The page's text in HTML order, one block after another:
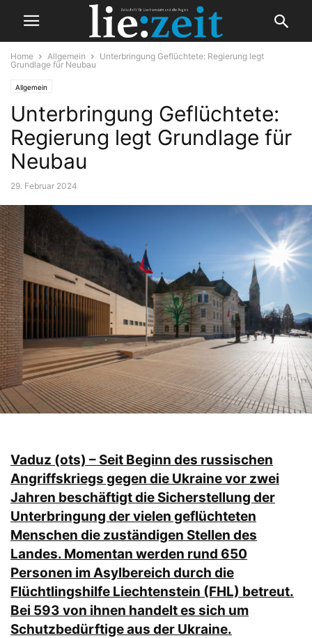
Home Allgemein
Unterbringung Geflüchtete: Regierung legt
Grundlage für Neubau
Allgemein
Unterbringung Geflüchtete:
Regierung legt Grundlage für
Neubau
29. Februar 2024
Vaduz (ots) – Seit Beginn des russischen
Angriffskriegs gegen die Ukraine vor zwei
Jahren beschäftigt die Sicherstellung der
Unterbringung der vielen geflüchteten
Menschen die zuständigen Stellen des
Landes. Momentan werden rund 650
Personen im Asylbereich durch die
Flüchtlingshilfe Liechtenstein (FHL) betreut.
Bei 593 von ihnen handelt es sich um
Schutzbedürftige aus der Ukraine.